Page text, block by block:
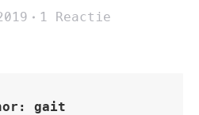
1 Reactie
gait